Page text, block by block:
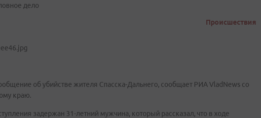
дело
Происшествия
об убийстве жителя Спасска-Дальнего, сообщает РИА VladNews со
краю.
задержан 31-летний мужчина, который рассказал, что в ходе